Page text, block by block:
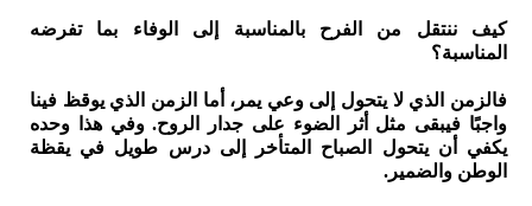
كيف ننتقل من الفرح بالمناسبة إلى الوفاء بما تفرضه
المناسبة؟
فالزمن الذي لا يتحول إلى وعي يمر، أما الزمن الذي يوقظ فينا
واجبًا فيبقى مثل أثر الضوء على جدار الروح. وفي هذا وحده
يكفي أن يتحول الصباح المتأخر إلى درس طويل في يقظة
الوطن والضمير.